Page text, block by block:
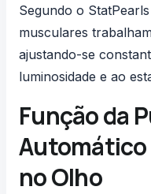
Segundo o
musculares
ajustando-se
luminosidade e ao
Função da
Automático
no Olho